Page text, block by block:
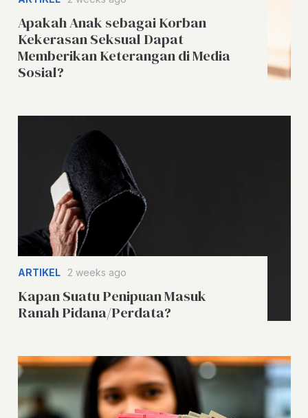
Apakah Anak sebagai Korban
Kekerasan Seksual Dapat
Memberikan Keterangan di Media
Sosial?
ARTIKEL 2 weeks ago
Kapan Suatu Penipuan Masuk
Ranah Pidana/Perdata?